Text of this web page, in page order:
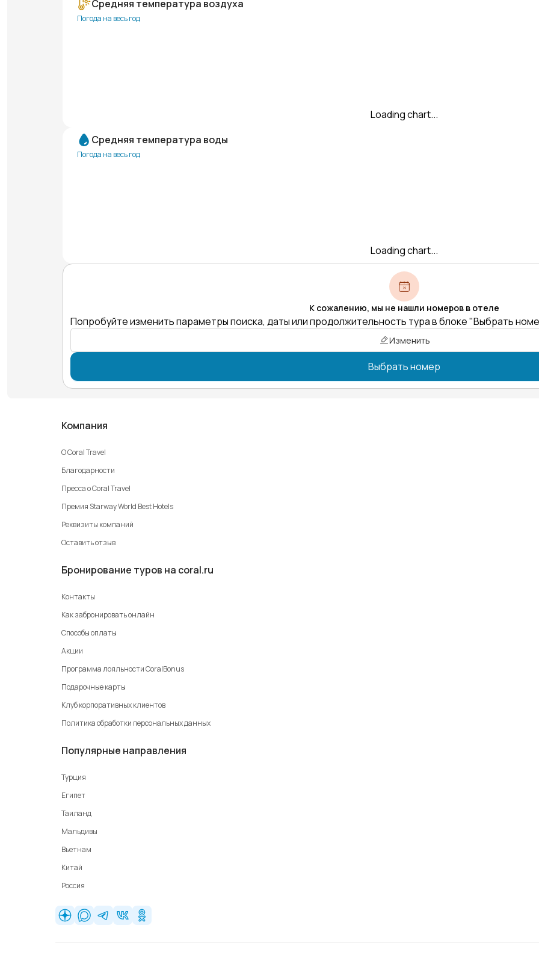
Средняя температура воздуха
Погода на весь год
Loading chart...
Средняя температура воды
Погода на весь год
Loading chart...
К сожалению, мы не нашли номеров в отеле
Попробуйте изменить параметры поиска, даты или продолжительность тура в блоке "Выбрать
Изменить
Выбрать номер
Компания
О Coral Travel
Благодарности
Пресса о Coral Travel
Премия Starway World Best Hotels
Реквизиты компаний
Оставить отзыв
Бронирование туров на coral.ru
Контакты
Как забронировать онлайн
Способы оплаты
Акции
Программа лояльности CoralBonus
Подарочные карты
Клуб корпоративных клиентов
Политика обработки персональных данных
Популярные направления
Турция
Египет
Таиланд
Мальдивы
Вьетнам
Китай
Россия